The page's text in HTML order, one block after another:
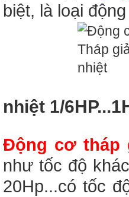
biệt, là loại
nhiệt 1/
Động cơ tháp
như tốc độ
20Hp...có tốc